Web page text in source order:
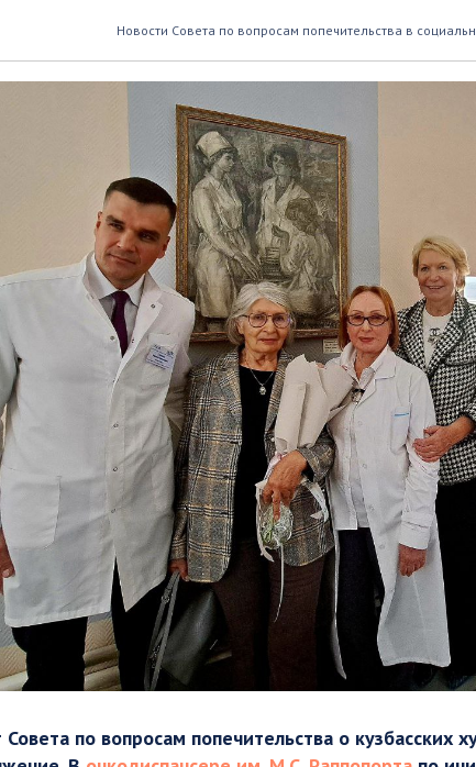
Новости Совета по вопросам попечительства в
наших»: искусство
Совета по вопросам попечительства о кузбасских